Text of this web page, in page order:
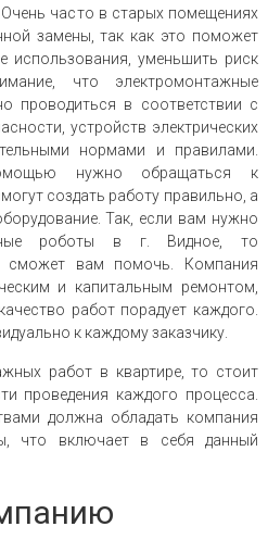
часто в старых помещениях
замены, так как это поможет
использования, уменьшить риск
что электромонтажные
проводиться в соответствии с
устройств электрических
нормами и правилами.
нужно обращаться к
создать работу правильно, а
Так, если вам нужно
роботы в г. Видное, то
сможет вам помочь. Компания
и капитальным ремонтом,
работ порадует каждого.
к каждому заказчику.
работ в квартире, то стоит
проведения каждого процесса.
должна обладать компания
что включает в себя данный